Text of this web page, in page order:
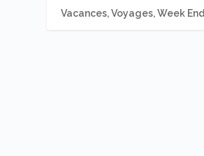
Vacances, Voyages, Week End